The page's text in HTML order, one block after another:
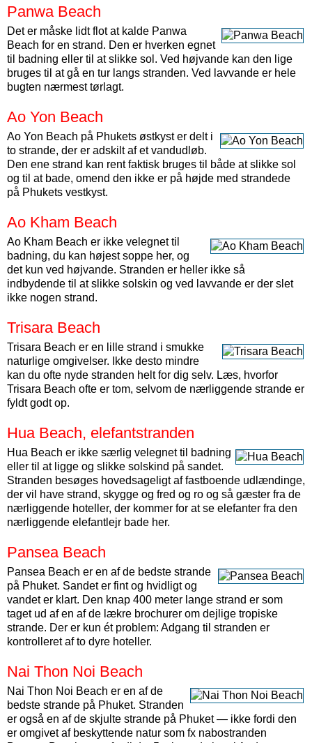
Panwa Beach
Det er måske lidt flot at kalde Panwa
Beach for en strand. Den er hverken egnet
til badning eller til at slikke sol. Ved højvande kan den lige
bruges til at gå en tur langs stranden. Ved lavvande er hele
bugten nærmest tørlagt.
Ao Yon Beach
Ao Yon Beach på Phukets østkyst er delt i
to strande, der er adskilt af et vandudløb.
Den ene strand kan rent faktisk bruges til både at slikke sol
og til at bade, omend den ikke er på højde med strandede
på Phukets vestkyst.
Ao Kham Beach
Ao Kham Beach er ikke velegnet til
badning, du kan højest soppe her, og
det kun ved højvande. Stranden er heller ikke så
indbydende til at slikke solskin og ved lavvande er der slet
ikke nogen strand.
Trisara Beach
Trisara Beach er en lille strand i smukke
naturlige omgivelser. Ikke desto mindre
kan du ofte nyde stranden helt for dig selv. Læs, hvorfor
Trisara Beach ofte er tom, selvom de nærliggende strande er
fyldt godt op.
Hua Beach, elefantstranden
Hua Beach er ikke særlig velegnet til badning
eller til at ligge og slikke solskind på sandet.
Stranden besøges hovedsageligt af fastboende udlændinge,
der vil have strand, skygge og fred og ro og så gæster fra de
nærliggende hoteller, der kommer for at se elefanter fra den
nærliggende elefantlejr bade her.
Pansea Beach
Pansea Beach er en af de bedste strande
på Phuket. Sandet er fint og hvidligt og
vandet er klart. Den knap 400 meter lange strand er som
taget ud af en af de lækre brochurer om dejlige tropiske
strande. Der er kun ét problem: Adgang til stranden er
kontrolleret af to dyre hoteller.
Nai Thon Noi Beach
Nai Thon Noi Beach er en af de
bedste strande på Phuket. Stranden
er også en af de skjulte strande på Phuket — ikke fordi den
er omgivet af beskyttende natur som fx nabostranden